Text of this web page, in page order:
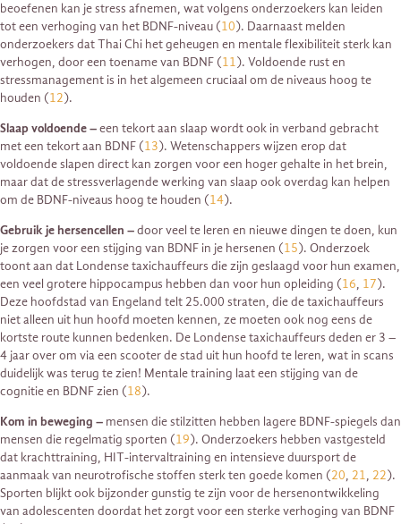
beoefenen kan je stress afnemen, wat volgens onderzoekers kan leiden
tot een verhoging van het BDNF-niveau (10). Daarnaast melden
onderzoekers dat Thai Chi het geheugen en mentale flexibiliteit sterk kan
verhogen, door een toename van BDNF (11). Voldoende rust en
stressmanagement is in het algemeen cruciaal om de niveaus hoog te
houden (12).
Slaap voldoende –een tekort aan slaap wordt ook in verband gebracht
met een tekort aan BDNF (13). Wetenschappers wijzen erop dat
voldoende slapen direct kan zorgen voor een hoger gehalte in het brein,
maar dat de stressverlagende werking van slaap ook overdag kan helpen
om de BDNF-niveaus hoog te houden (14).
Gebruik je hersencellen –door veel te leren en nieuwe dingen te doen, kun
je zorgen voor een stijging van BDNF in je hersenen (15). Onderzoek
toont aan dat Londense taxichauffeurs die zijn geslaagd voor hun examen,
een veel grotere hippocampus hebben dan voor hun opleiding (16, 17).
Deze hoofdstad van Engeland telt 25.000 straten, die de taxichauffeurs
niet alleen uit hun hoofd moeten kennen, ze moeten ook nog eens de
kortste route kunnen bedenken. De Londense taxichauffeurs deden er 3 –
4 jaar over om via een scooter de stad uit hun hoofd te leren, wat in scans
duidelijk was terug te zien! Mentale training laat een stijging van de
cognitie en BDNF zien (18).
Kom in beweging – mensen die stilzitten hebben lagere BDNF-spiegels dan
mensen die regelmatig sporten (19). Onderzoekers hebben vastgesteld
dat krachttraining, HIT-intervaltraining en intensieve duursport de
aanmaak van neurotrofische stoffen sterk ten goede komen (20, 21, 22).
Sporten blijkt ook bijzonder gunstig te zijn voor de hersenontwikkeling
van adolescenten doordat het zorgt voor een sterke verhoging van BDNF